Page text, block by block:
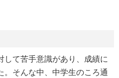
て苦手意識があり、成績に
そんな中、中学生のころ通